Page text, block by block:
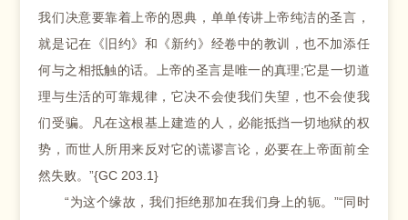
我们决意要靠着上帝的恩典，单单传讲上帝纯洁的圣言，
就是记在《旧约》和《新约》经卷中的教训，也不加添任
何与之相抵触的话。上帝的圣言是唯一的真理;它是一切道
理与生活的可靠规律，它决不会使我们失望，也不会使我
们受骗。凡在这根基上建造的人，必能抵挡一切地狱的权
势，而世人所用来反对它的谎谬言论，必要在上帝面前全
然失败。”{GC 203.1}
“为这个缘故，我们拒绝那加在我们身上的轭。”“同时